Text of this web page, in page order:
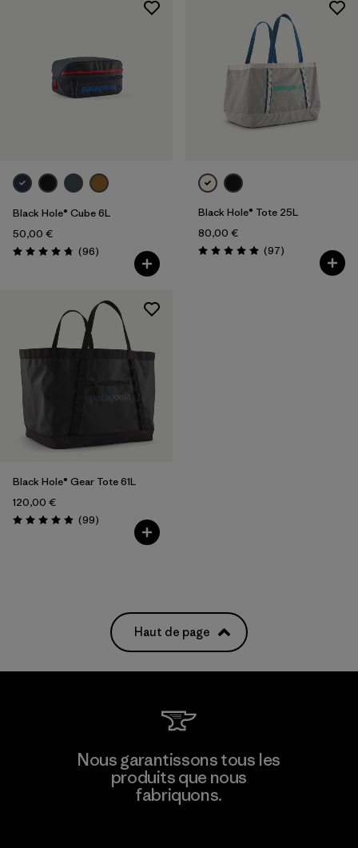
Black Hole® Cube 6L
50,00 €
Évaluation: 4.8 / 5
(96Avis
)
Black Hole® Tote 25L
80,00 €
Évaluation: 5.0 / 5
(97Avis
)
Black Hole® Gear Tote 61L
120,00 €
Évaluation: 4.9 / 5
(99Avis
)
Haut de page
Nous garantissons tous les
produits que nous
fabriquons.